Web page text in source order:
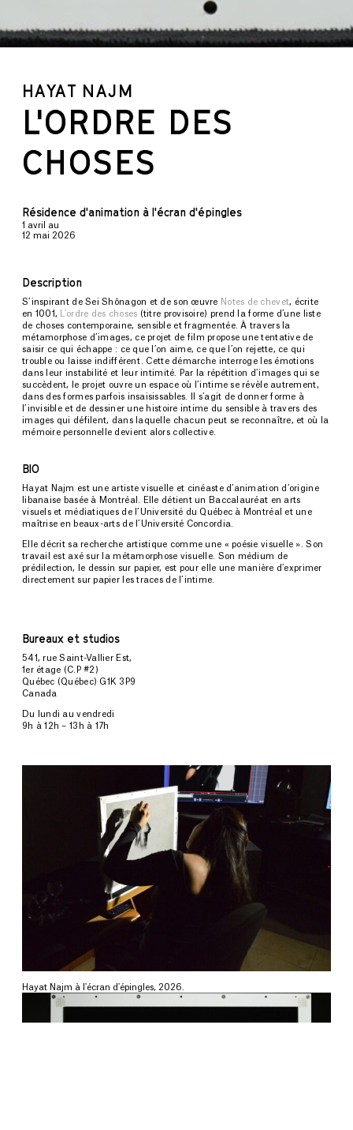
HAYAT NAJM
L'ORDRE DES
CHOSES
Résidence d'animation à l'écran d'épingles
1 avril au
12 mai 2026
Description
S’inspirant de Sei Shōnagon et de son œuvre Notes de chevet, écrite
en 1001,
L’ordre des choses (titre provisoire) prend la forme d’une liste
de choses contemporaine, sensible et fragmentée. À travers la
métamorphose d’images, ce projet de film propose une tentative de
saisir ce qui échappe : ce que l’on aime, ce que l’on rejette, ce qui
trouble ou laisse indifférent. Cette démarche interroge les émotions
dans leur instabilité et leur intimité. Par la répétition d’images qui se
succèdent, le projet ouvre un espace où l’intime se révèle autrement,
dans des formes parfois insaisissables. Il s’agit de donner forme à
l’invisible et de dessiner une histoire intime du sensible à travers des
images qui défilent, dans laquelle chacun peut se reconnaître, et où la
mémoire personnelle devient alors collective.
BIO
Hayat Najm est une artiste visuelle et cinéaste d’animation d’origine
libanaise basée à Montréal. Elle détient un Baccalauréat en arts
visuels et médiatiques de l’Université du Québec à Montréal et une
maîtrise en beaux-arts de l’Université Concordia.
Elle décrit sa recherche artistique comme une « poésie visuelle ». Son
travail est axé sur la métamorphose visuelle. Son médium de
prédilection, le dessin sur papier, est pour elle une manière d’exprimer
directement sur papier les traces de l’intime.
Bureaux et studios
541, rue Saint-Vallier Est,
1er étage (C.P #2)
Québec (Québec) G1K 3P9
Canada
Du lundi au vendredi
9h à 12h – 13h à 17h
Hayat Najm à l'écran d'épingles, 2026.